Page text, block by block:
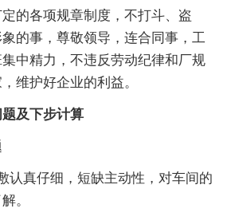
的各项规章制度，不打斗、盗
的事，尊敬领导，连合同事，工
中精力，不违反劳动纪律和厂规
维护好企业的利益。
及下步计算
认真仔细，短缺主动性，对车间的
。